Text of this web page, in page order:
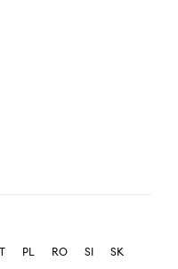
PL RO SI SK